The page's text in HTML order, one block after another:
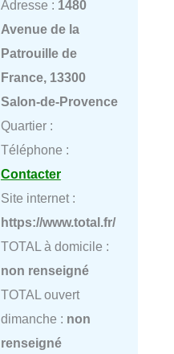
Adresse : 1480
Avenue de la
Patrouille de
France, 13300
Salon-de-Provence
Quartier :
Téléphone :
Contacter
Site internet :
https://www.total.fr/
TOTAL à domicile :
non renseigné
TOTAL ouvert
dimanche : non
renseigné